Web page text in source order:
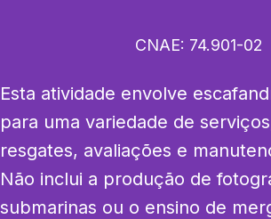
CNAE: 74.901-02
Esta atividade envolve
para uma variedade de
resgates, avaliações e
Não inclui a produção de
submarinas ou o ensino de